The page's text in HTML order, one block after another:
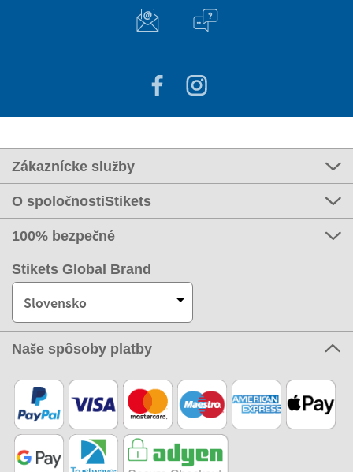
Zákaznícke služby
O spoločnostiStikets
100% bezpečné
Stikets Global Brand
Slovensko
Naše spôsoby platby